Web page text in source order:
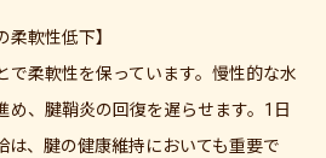
柔軟性低下】
で柔軟性を保っています。慢性的な水
め、腱鞘炎の回復を遅らせます。1日
は、腱の健康維持においても重要で